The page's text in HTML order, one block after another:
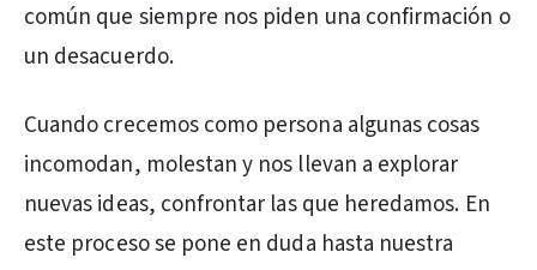
común que siempre nos piden una confirmación o
un desacuerdo.
Cuando crecemos como persona algunas cosas
incomodan, molestan y nos llevan a explorar
nuevas ideas, confrontar las que heredamos. En
este proceso se pone en duda hasta nuestra